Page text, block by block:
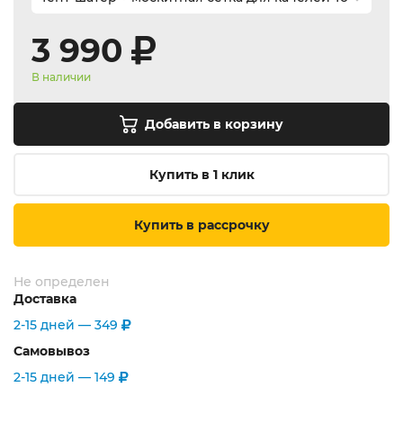
3 990
В наличии
Добавить в корзину
Купить в 1 клик
Купить в рассрочку
Не определен
Доставка
2-15 дней — 349
Самовывоз
2-15 дней — 149